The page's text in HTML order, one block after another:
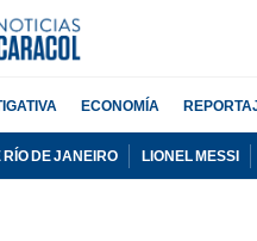
ECONOMÍA
DE JANEIRO LIONEL MESSI